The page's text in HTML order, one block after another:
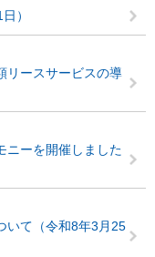
）
リースサービスの導
ニーを開催しました
いて（令和8年3月25